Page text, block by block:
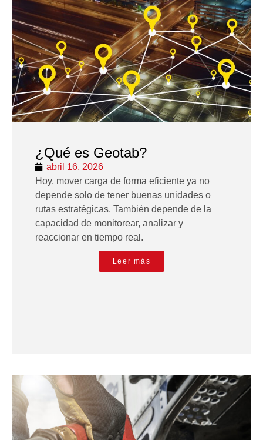
¿Qué es Geotab?
abril 16, 2026
Hoy, mover carga de forma eficiente ya no
depende solo de tener buenas unidades o
rutas estratégicas. También depende de la
capacidad de monitorear, analizar y
reaccionar en tiempo real.
Leer más